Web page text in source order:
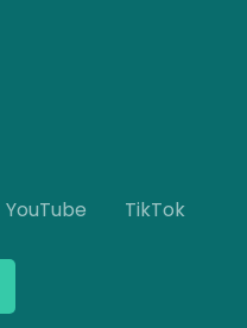
YouTube TikTok